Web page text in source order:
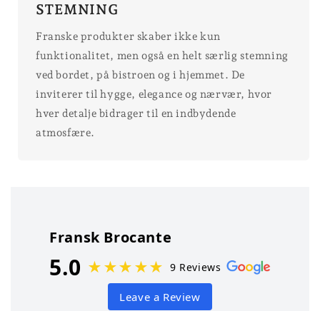
STEMNING
Franske produkter skaber ikke kun
funktionalitet, men også en helt særlig stemning
ved bordet, på bistroen og i hjemmet. De
inviterer til hygge, elegance og nærvær, hvor
hver detalje bidrager til en indbydende
atmosfære.